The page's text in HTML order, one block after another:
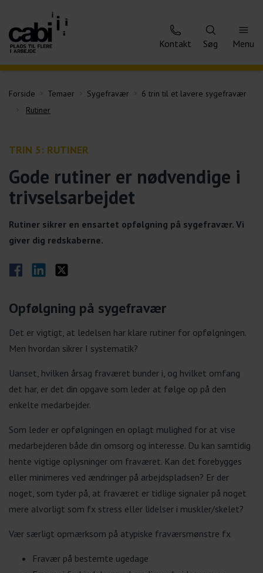
Kontakt Søg Menu
Forside Temaer Sygefravær
6 trin til et lavere sygefravær
Rutiner
TRIN 5: RUTINER
Gode rutiner er nødvendige i
trivselsarbejdet
Rutiner sikrer en ensartet opfølgning på sygefravær. Vi
giver dig redskaberne.
Del på Facebook
Del på LinkedIn
Del på Twitter
Opfølgning på sygefravær
Det er vigtigt, at ledelsen har klare rutiner for opfølgningen.
Men hvordan sikrer I systematik?
Uanset, hvilken årsag fraværet bunder i, og hvilket omfang
det har, er det din opgave som leder at følge op på den
enkelte medarbejder.
Som leder er opfølgningen en oplagt mulighed for at vise
medarbejderen både din omsorg og interesse. Du kan samtidig
hente vigtige oplysninger om fraværet. Kan det forebygges
eller minimeres ved ændringer på arbejdspladsen? Er der
noget, som tyder på, at fraværet er tidlige signaler på noget
mere alvorligt som fx stress eller lidelser i muskler/skelet?
Vær særligt opmærksom på atypiske fraværsmønstre fx
Fravær på bestemte ugedage